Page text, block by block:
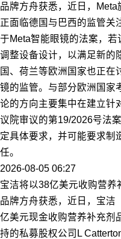
品牌方舟获悉，近日，
正面临德国与巴西的监管关
于Meta智能眼镜的法案，
调整设备设计，以满足新的
国、荷兰等欧洲国家也正在
镜的监管。与部分欧洲国家
论的方向主要集中在建立针
议院审议的第19/2026号法
定具体要求，并可能要求制
任。
2026-08-05 06:27
宝洁将以38亿美元收购营养
品牌方舟获悉，近日，宝洁
亿美元现金收购营养补充剂
持的私募股权公司L